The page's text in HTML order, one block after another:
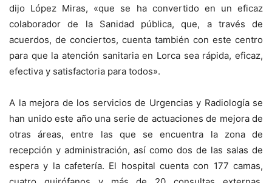
dijo López Miras, «que se ha convertido en un eficaz
colaborador de la Sanidad pública, que, a través de
acuerdos, de conciertos, cuenta también con este centro
para que la atención sanitaria en Lorca sea rápida, eficaz,
efectiva y satisfactoria para todos».
A la mejora de los servicios de Urgencias y Radiología se
han unido este año una serie de actuaciones de mejora de
otras áreas, entre las que se encuentra la zona de
recepción y administración, así como dos de las salas de
espera y la cafetería. El hospital cuenta con 177 camas,